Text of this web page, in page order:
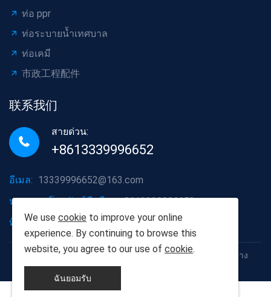
ท่อ ppr
ท่อระบายน้ำเทศบาล
ท่อเคมี
市政工程配件
联系我们
สายด่วน:
+8613339996652
อีเมล: 13339996652@163.com
หมายเลขโทรศัพท์มือถือ: +8613339996652
ที่อยู่บริษัทค่ะ: เขตหงซาน เมืองหวู่ฮั่น มณฑลหูเป่ย
ลิขสิทธิ์©2012-2025 หวู่ฮั่น Populus euphratica วัสดุก่อสร้าง
We use cookie to improve your online
experience. By continuing to browse this
website, you agree to our use of cookie.
ฉันยอมรับ